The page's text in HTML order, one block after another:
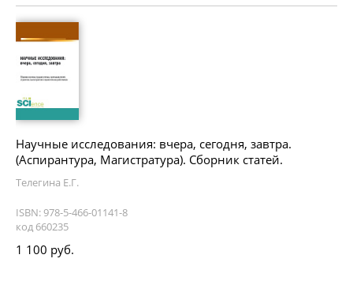
Научные исследования: вчера, сегодня, завтра.
(Аспирантура, Магистратура). Сборник статей.
Телегина Е.Г.
ISBN: 978-5-466-01141-8
код 660235
1 100 руб.